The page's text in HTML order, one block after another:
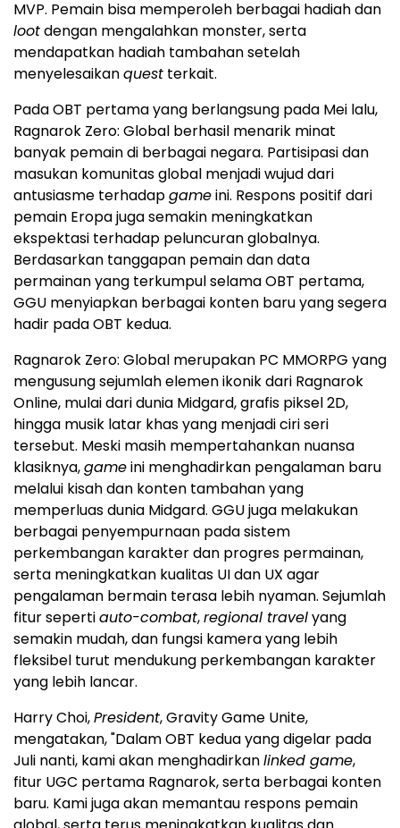
MVP. Pemain bisa memperoleh berbagai hadiah dan
lootdengan mengalahkan monster, serta
mendapatkan hadiah tambahan setelah
menyelesaikanquest terkait.
Pada OBT pertama yang berlangsung pada Mei lalu,
Ragnarok Zero: Global berhasil menarik minat
banyak pemain di berbagai negara. Partisipasi dan
masukan komunitas global menjadi wujud dari
antusiasme terhadapgameini. Respons positif dari
pemain Eropa juga semakin meningkatkan
ekspektasi terhadap peluncuran globalnya.
Berdasarkan tanggapan pemain dan data
permainan yang terkumpul selama OBT pertama,
GGU menyiapkan berbagai konten baru yang segera
hadir pada OBT kedua.
Ragnarok Zero: Global merupakan PC MMORPG yang
mengusung sejumlah elemen ikonik dari Ragnarok
Online, mulai dari dunia Midgard, grafis piksel 2D,
hingga musik latar khas yang menjadi ciri seri
tersebut. Meski masih mempertahankan nuansa
klasiknya,gameini menghadirkan pengalaman baru
melalui kisah dan konten tambahan yang
memperluas dunia Midgard. GGU juga melakukan
berbagai penyempurnaan pada sistem
perkembangan karakter dan progres permainan,
serta meningkatkan kualitas UI dan UX agar
pengalaman bermain terasa lebih nyaman. Sejumlah
fitur sepertiauto-combat,regional travelyang
semakin mudah, dan fungsi kamera yang lebih
fleksibel turut mendukung perkembangan karakter
yang lebih lancar.
Harry Choi,President, Gravity Game Unite,
mengatakan, "Dalam OBT kedua yang digelar pada
Juli nanti, kami akan menghadirkanlinked game,
fitur UGC pertama Ragnarok, serta berbagai konten
baru. Kami juga akan memantau respons pemain